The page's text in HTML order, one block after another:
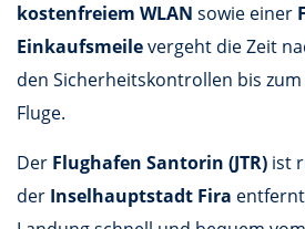
kostenfreiem WLAN sowie einer
Einkaufsmeilevergeht die Zeit
den Sicherheitskontrollen bis
Fluge.
Der Flughafen Santorin (JTR) ist
der Inselhauptstadt Fira